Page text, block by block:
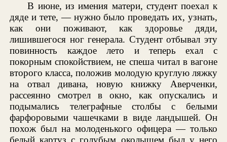
В июне, из имения матери, студент поехал к
дяде и тете, — нужно было проведать их, узнать,
как они поживают, как здоровье дяди,
лишившегося ног генерала. Студент отбывал эту
повинность каждое лето и теперь ехал с
покорным спокойствием, не спеша читал в вагоне
второго класса, положив молодую круглую ляжку
на отвал дивана, новую книжку Аверченки,
рассеянно смотрел в окно, как опускались и
подымались телеграфные столбы с белыми
фарфоровыми чашечками в виде ландышей. Он
похож был на молоденького офицера — только
белый картуз с голубым околышем был у него